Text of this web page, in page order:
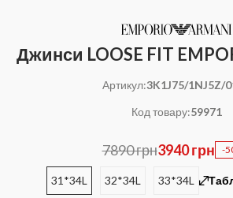
Джинси LOOSE FIT
Артикул:3K1J75/1NJ5Z/
Код товару:59971
7890 грн3940 грн -
31*34L 32*34L 33*34L